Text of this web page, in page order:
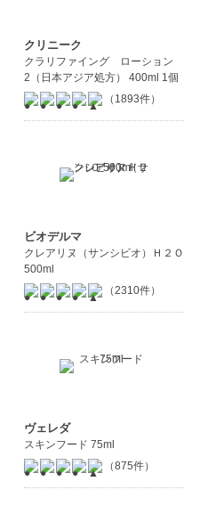
クリニーク
クラリファイング ローション
2（日本アジア処方） 400ml 1個
（1893件）
ビオデルマ
クレアリヌ（サンシビオ）Ｈ２Ｏ
500ml
（2310件）
ヴェレダ
スキンフード 75ml
（875件）